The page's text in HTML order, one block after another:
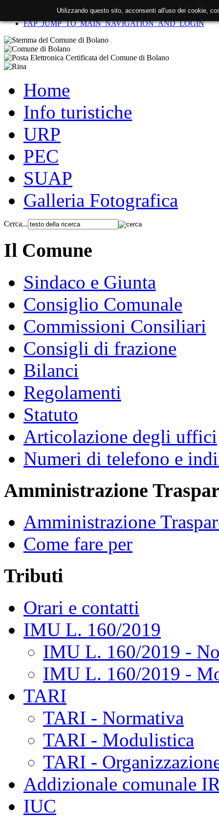
FAP_SKIP_TO_CONTENT
FAP_JUMP_TO_MAIN_NAVIGATION_AND_LOGIN
Home
Info turistiche
URP
PEC
SUAP
Galleria Fotografica
Cerca...
Il Comune
Sindaco e Giunta
Consiglio Comunale
Commissioni Consiliari
Consigli di frazione
Bilanci
Regolamenti
Statuto
Articolazione degli uffici
Numeri di telefono e
Amministrazione
Amministrazione
Come fare per
Tributi
Orari e contatti
IMU L. 160/2019
IMU L. 160/2019 -
IMU L. 160/2019 -
TARI
TARI - Normativa
TARI - Modulistica
TARI -
Addizionale comunale
IUC
Utilizzando questo sito, acconsenti all'uso dei cookie,